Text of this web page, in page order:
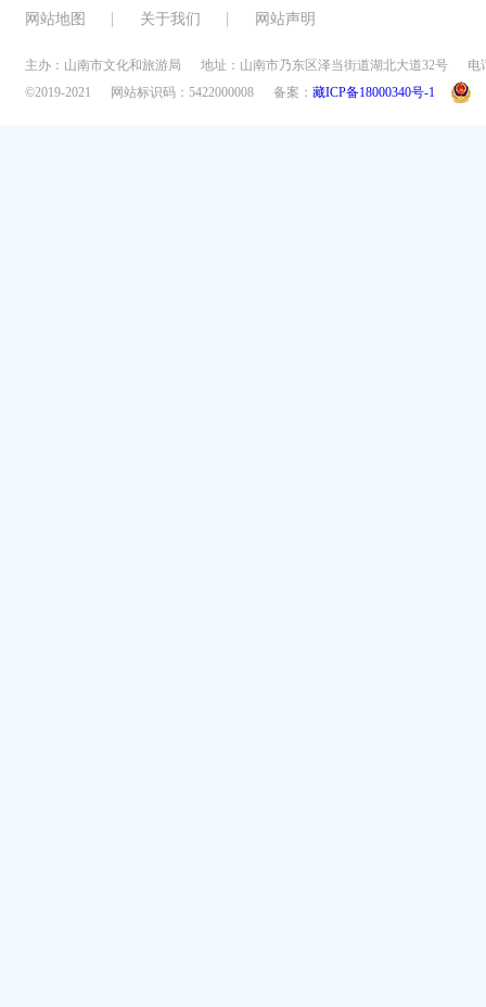
网站地图 关于我们 网站声明
主办：山南市文化和旅游局 地址：山南市乃东区泽当街道湖北大道32号
电
©2019-2021
网站标识码：5422000008 备案： 藏ICP备18000340号-1